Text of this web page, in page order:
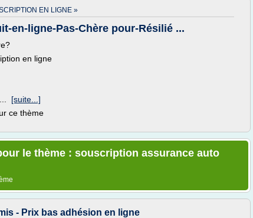
EN LIGNE »
en-ligne-Pas-Chère pour-Résilié ...
en ligne
[suite...]
ce thème
le thème : souscription assurance auto
- Prix bas adhésion en ligne